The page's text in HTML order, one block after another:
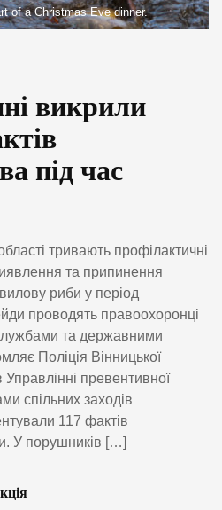
of a Christmas Eve dinner.
викрили
під час
тривають профілактичні
та припинення
риби у період
проводять правоохоронці
та державними
Поліція Вінницької
превентивної
спільних заходів
117 фактів
У порушників […]